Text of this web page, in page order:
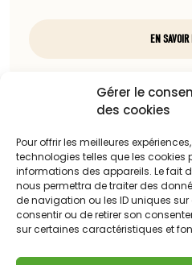
Gérer le
des cookies
Pour offrir les meilleures
technologies telles que les
informations des appareils. Le fait
nous permettra de traiter des
de navigation ou les ID uniques sur
consentir ou de retirer son
sur certaines caractéristiques et
EN SAVOIR
Nous contacter
85100 Les Sables-d'Olonne
Téléphone :
06 13 23 67 88
Adresse mail :